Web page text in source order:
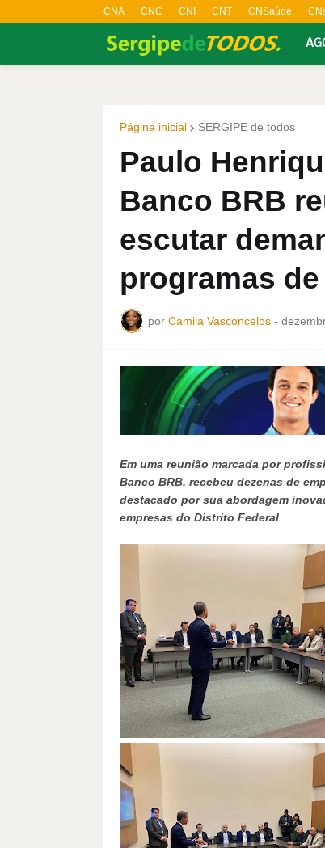
CNA CNC CNI CNT CNSaúde
Página inicial SERGIPE de todos
Paulo
Banco BRB
escutar
programas
por Camila Vasconcelos -
Em uma reunião marcada por
Banco BRB, recebeu dezenas de
destacado por sua abordagem
empresas do Distrito Federal